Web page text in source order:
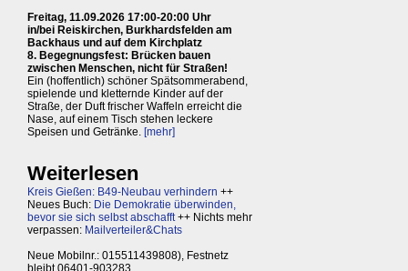
Freitag, 11.09.2026 17:00-20:00 Uhr
in/bei Reiskirchen, Burkhardsfelden am
Backhaus und auf dem Kirchplatz
8. Begegnungsfest: Brücken bauen
zwischen Menschen, nicht für Straßen!
Ein (hoffentlich) schöner Spätsommerabend,
spielende und kletternde Kinder auf der
Straße, der Duft frischer Waffeln erreicht die
Nase, auf einem Tisch stehen leckere
Speisen und Getränke. [mehr]
Weiterlesen
Kreis Gießen: B49-Neubau verhindern ++
Neues Buch: Die Demokratie überwinden,
bevor sie sich selbst abschafft++ Nichts mehr
verpassen: Mailverteiler&Chats
Neue Mobilnr.: 015511439808), Festnetz